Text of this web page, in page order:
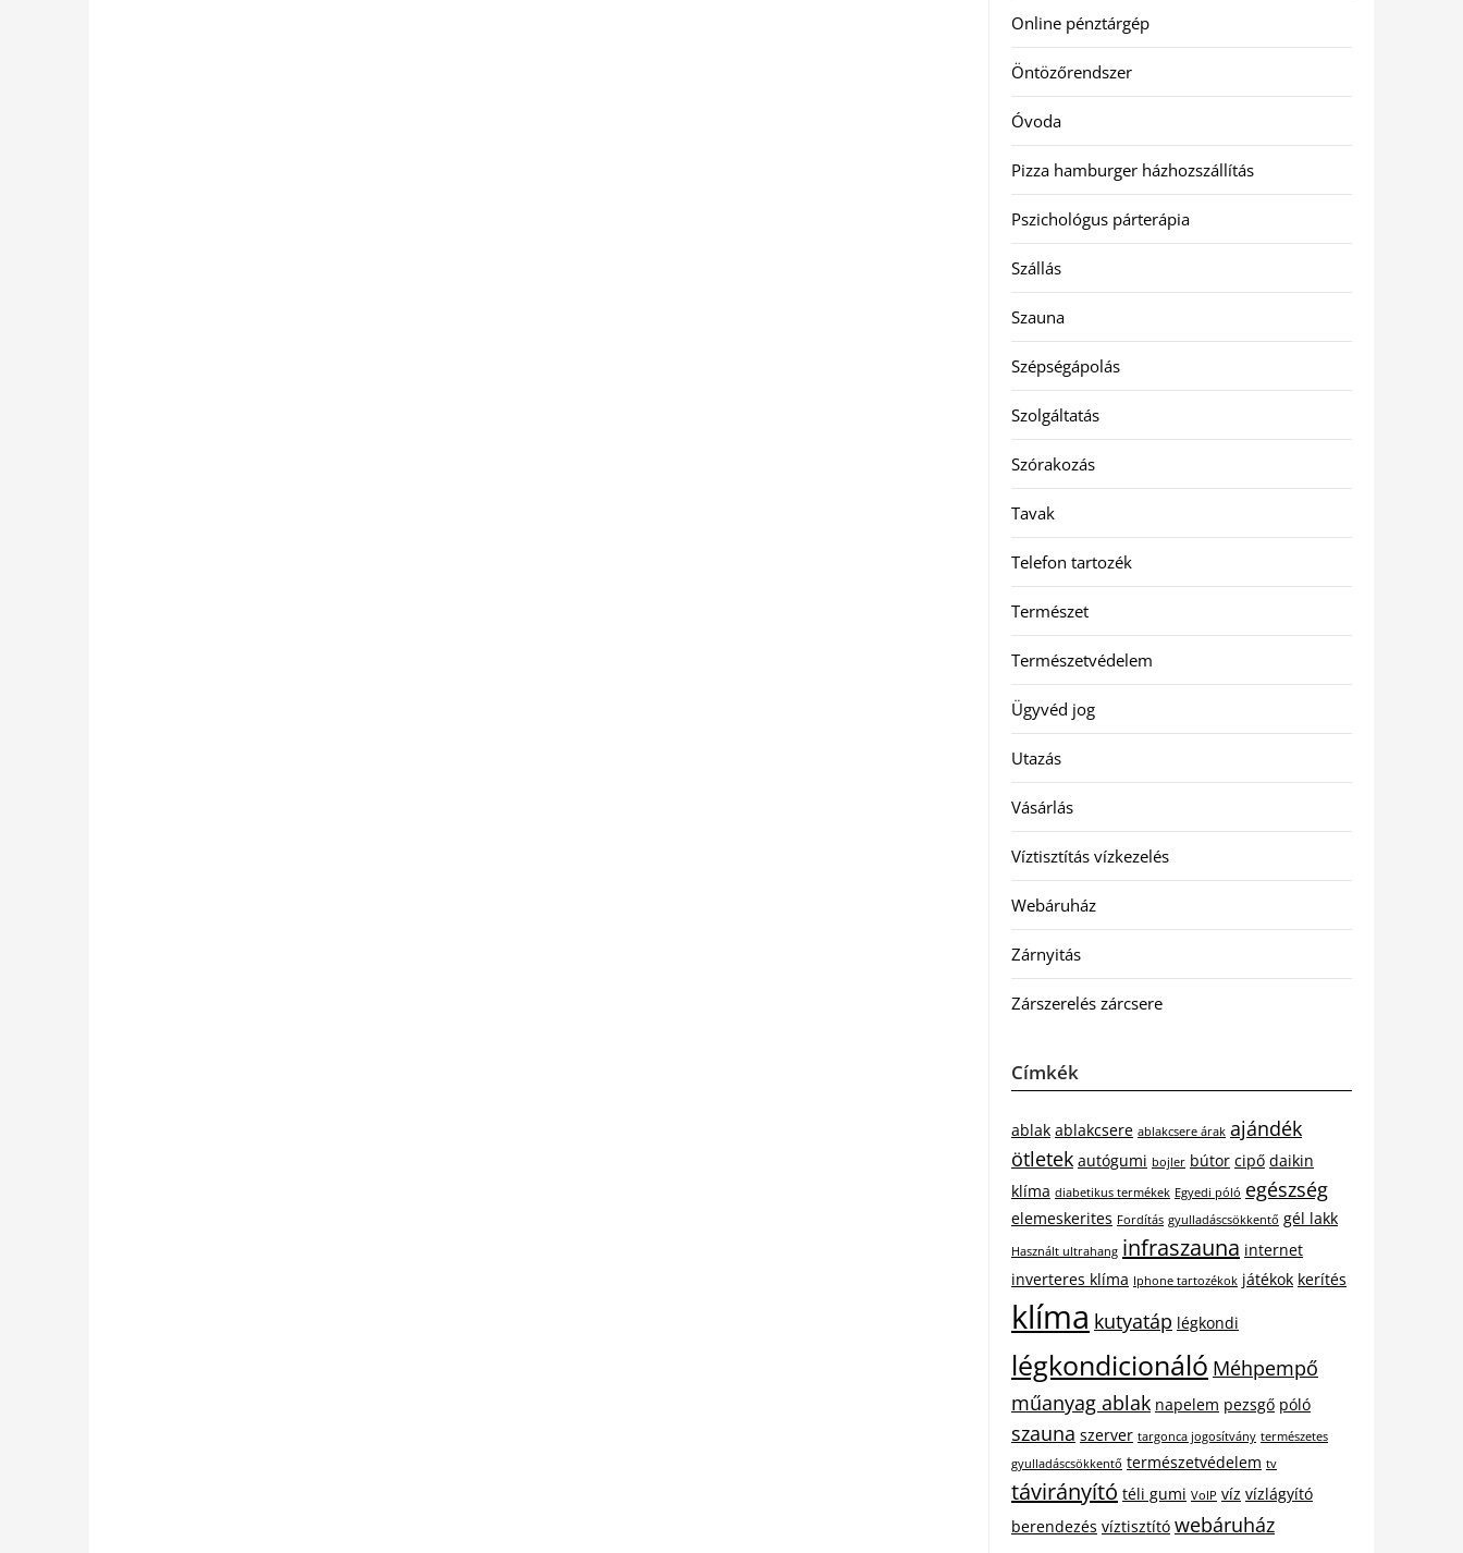
Online pénztárgép
Öntözőrendszer
Óvoda
Pizza hamburger házhozszállítás
Pszichológus párterápia
Szállás
Szauna
Szépségápolás
Szolgáltatás
Szórakozás
Tavak
Telefon tartozék
Természet
Természetvédelem
Ügyvéd jog
Utazás
Vásárlás
Víztisztítás vízkezelés
Webáruház
Zárnyitás
Zárszerelés zárcsere
Címkék
ablak ablakcsere ablakcsere árak ajándék
ötletek autógumi bojler bútor cipő daikin
klíma diabetikus termékek Egyedi póló egészség
elemeskerites Fordítás gyulladáscsökkentő gél lakk
Használt ultrahang infraszauna internet
inverteres klíma Iphone tartozékok játékok kerítés
klíma kutyatáp légkondi
légkondicionáló Méhpempő
műanyag ablak napelem pezsgő póló
szauna szerver targonca jogosítvány természetes
gyulladáscsökkentő természetvédelem tv
távirányító téli gumi VoIP víz vízlágyító
berendezés víztisztító webáruház